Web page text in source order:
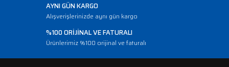
AYNI GÜN KARGO
Alışverişlerinizde aynı gün kargo
%100 ORİJİNAL VE FATURALI
Ürünlerimiz %100 orijinal ve faturalı